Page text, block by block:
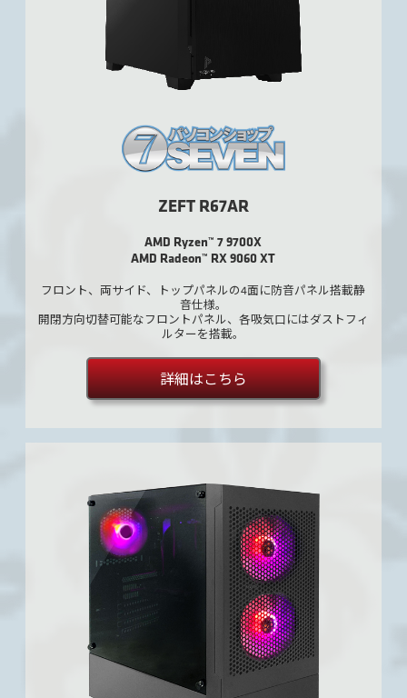
ZEFT R67AR
AMD Ryzen™ 7 9700X
AMD Radeon™ RX 9060 XT
フロント、両サイド、トップパネルの4面に防音パネル搭載静
音仕様。
開閉方向切替可能なフロントパネル、各吸気口にはダストフィ
ルターを搭載。
詳細はこちら